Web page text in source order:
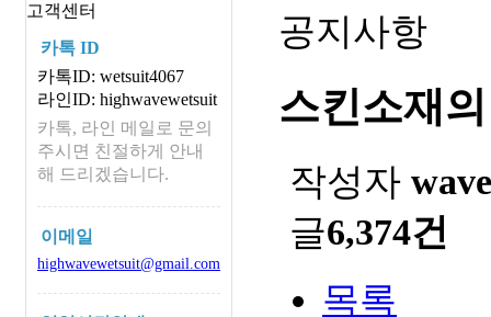
고객센터
카톡 ID
카톡ID: wetsuit4067
라인ID: highwavewetsuit
카톡, 라인 메일로 문의
주시면 친절하게 안내
해 드리겠습니다.
이메일
highwavewetsuit@gmail.com
공지사항
스킨소재
작성자 wave
글6,374건
목록